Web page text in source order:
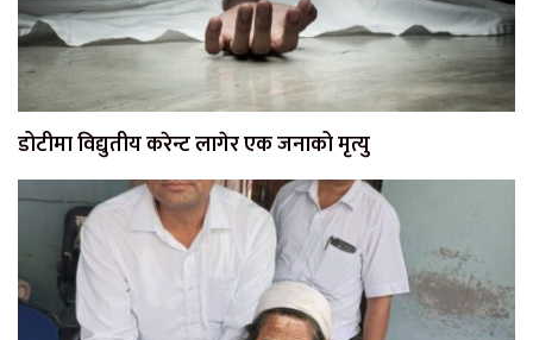
डोटीमा विद्युतीय करेन्ट लागेर एक जनाको मृत्यु